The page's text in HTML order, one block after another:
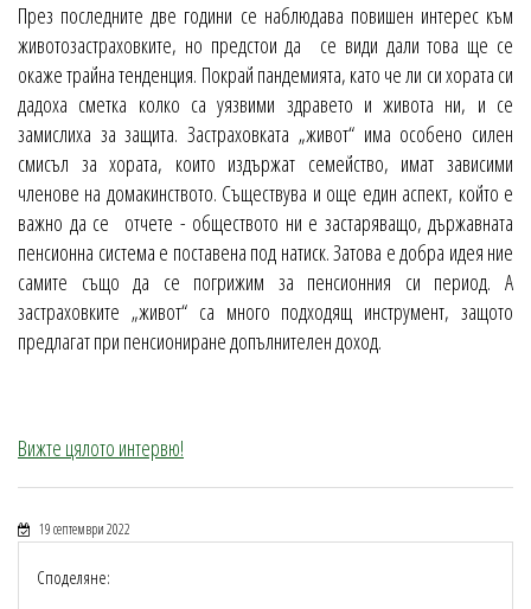
През последните две години се наблюдава повишен интерес към
животозастраховките, но предстои да се види дали това ще се
окаже трайна тенденция. Покрай пандемията, като че ли си хората си
дадоха сметка колко са уязвими здравето и живота ни, и се
замислиха за защита. Застраховката „живот“ има особено силен
смисъл за хората, които издържат семейство, имат зависими
членове на домакинството. Съществува и още един аспект, който е
важно да се отчете - обществото ни е застаряващо, държавната
пенсионна система е поставена под натиск. Затова е добра идея ние
самите също да се погрижим за пенсионния си период. А
застраховките „живот“ са много подходящ инструмент, защото
предлагат при пенсиониране допълнителен доход.
Вижте цялото интервю!
19 септември 2022
Споделяне: